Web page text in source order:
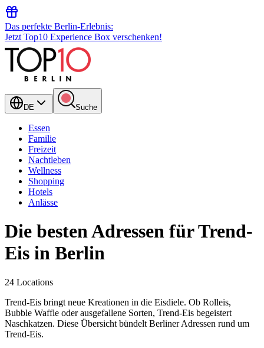
Das perfekte Berlin-Erlebnis:
Jetzt Top10 Experience Box verschenken!
DE Suche
Essen
Familie
Freizeit
Nachtleben
Wellness
Shopping
Hotels
Anlässe
Die besten Adressen für Trend-
Eis in Berlin
24 Locations
Trend-Eis bringt neue Kreationen in die Eisdiele. Ob Rolleis,
Bubble Waffle oder ausgefallene Sorten, Trend-Eis begeistert
Naschkatzen. Diese Übersicht bündelt Berliner Adressen rund um
Trend-Eis.